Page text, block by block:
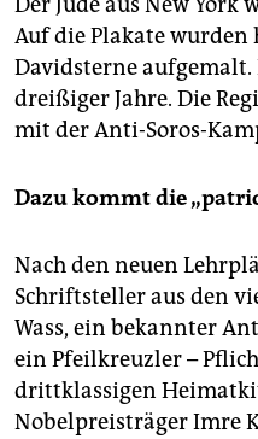
Auf die Plakate wurden
Davidsterne
dreißiger Jahre. Die
mit der Anti-Soros-
Dazu kommt die
Nach den neuen
Schriftsteller aus den
Wass, ein bekannter
ein Pfeilkreuzler –
drittklassigen
Nobelpreisträger Imre